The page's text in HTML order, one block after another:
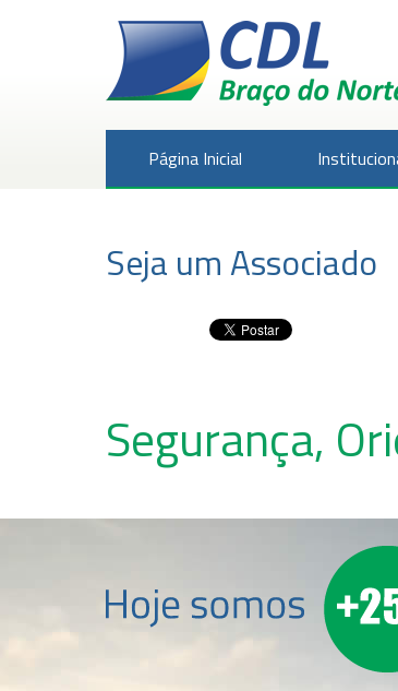
Página Inicial
Seja um Associado
Segurança,